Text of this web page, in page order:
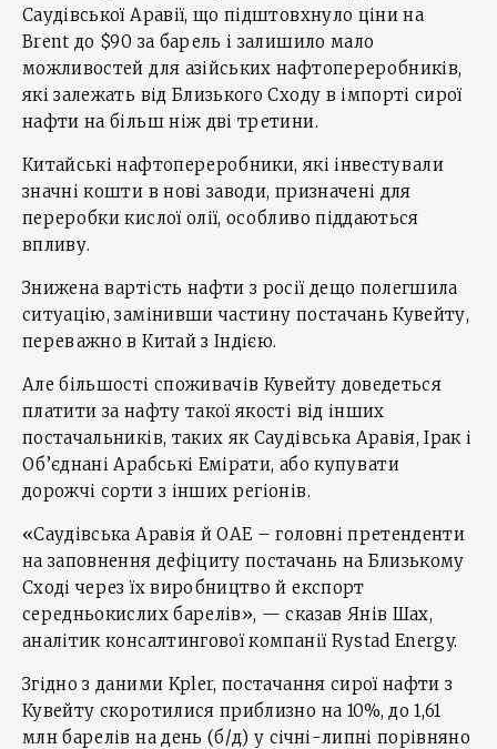
Саудівської Аравії, що підштовхнуло ціни на
Brent до $90 за барель і залишило мало
можливостей для азійських нафтопереробників,
які залежать від Близького Сходу в імпорті сирої
нафти на більш ніж дві третини.
Китайські нафтопереробники, які інвестували
значні кошти в нові заводи, призначені для
переробки кислої олії, особливо піддаються
впливу.
Знижена вартість нафти з росії дещо полегшила
ситуацію, замінивши частину постачань Кувейту,
переважно в Китай з Індією.
Але більшості споживачів Кувейту доведеться
платити за нафту такої якості від інших
постачальників, таких як Саудівська Аравія, Ірак і
Об’єднані Арабські Емірати, або купувати
дорожчі сорти з інших регіонів.
«Саудівська Аравія й ОАЕ – головні претенденти
на заповнення дефіциту постачань на Близькому
Сході через їх виробництво й експорт
середньокислих барелів», — сказав Янів Шах,
аналітик консалтингової компанії Rystad Energy.
Згідно з даними Kpler, постачання сирої нафти з
Кувейту скоротилися приблизно на 10%, до 1,61
млн барелів на день (б/д) у січні-липні порівняно